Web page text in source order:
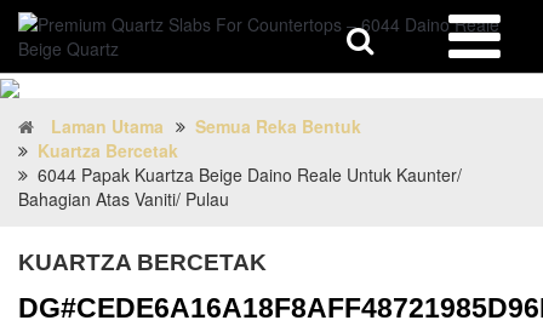
Laman Utama
Semua Reka Bentuk
Kuartza Bercetak
6044 Papak Kuartza Beige Daino Reale Untuk Kaunter/
Bahagian Atas Vaniti/ Pulau
KUARTZA BERCETAK